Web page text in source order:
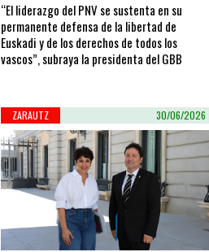
“El liderazgo del PNV se sustenta en su
permanente defensa de la libertad de
Euskadi y de los derechos de todos los
vascos”, subraya la presidenta del GBB
ZARAUTZ 30/06/2026